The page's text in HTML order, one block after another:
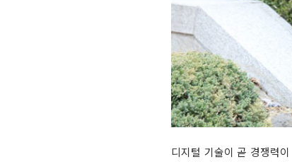
디지털 기술이 곧 경쟁력